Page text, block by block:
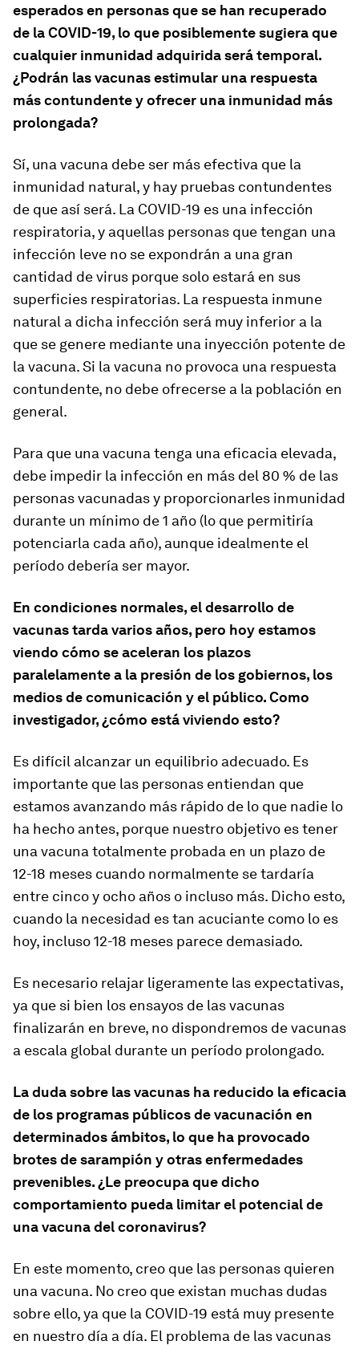
esperados en personas que se han recuperado
de la COVID-19, lo que posiblemente sugiera que
cualquier inmunidad adquirida será temporal.
¿Podrán las vacunas estimular una respuesta
más contundente y ofrecer una inmunidad más
prolongada?
Sí, una vacuna debe ser más efectiva que la
inmunidad natural, y hay pruebas contundentes
de que así será. La COVID-19 es una infección
respiratoria, y aquellas personas que tengan una
infección leve no se expondrán a una gran
cantidad de virus porque solo estará en sus
superficies respiratorias. La respuesta inmune
natural a dicha infección será muy inferior a la
que se genere mediante una inyección potente de
la vacuna. Si la vacuna no provoca una respuesta
contundente, no debe ofrecerse a la población en
general.
Para que una vacuna tenga una eficacia elevada,
debe impedir la infección en más del 80 % de las
personas vacunadas y proporcionarles inmunidad
durante un mínimo de 1 año (lo que permitiría
potenciarla cada año), aunque idealmente el
período debería ser mayor.
En condiciones normales, el desarrollo de
vacunas tarda varios años, pero hoy estamos
viendo cómo se aceleran los plazos
paralelamente a la presión de los gobiernos, los
medios de comunicación y el público. Como
investigador, ¿cómo está viviendo esto?
Es difícil alcanzar un equilibrio adecuado. Es
importante que las personas entiendan que
estamos avanzando más rápido de lo que nadie lo
ha hecho antes, porque nuestro objetivo es tener
una vacuna totalmente probada en un plazo de
12-18 meses cuando normalmente se tardaría
entre cinco y ocho años o incluso más. Dicho esto,
cuando la necesidad es tan acuciante como lo es
hoy, incluso 12-18 meses parece demasiado.
Es necesario relajar ligeramente las expectativas,
ya que si bien los ensayos de las vacunas
finalizarán en breve, no dispondremos de vacunas
a escala global durante un período prolongado.
La duda sobre las vacunas ha reducido la eficacia
de los programas públicos de vacunación en
determinados ámbitos, lo que ha provocado
brotes de sarampión y otras enfermedades
prevenibles. ¿Le preocupa que dicho
comportamiento pueda limitar el potencial de
una vacuna del coronavirus?
En este momento, creo que las personas quieren
una vacuna. No creo que existan muchas dudas
sobre ello, ya que la COVID-19 está muy presente
en nuestro día a día. El problema de las vacunas